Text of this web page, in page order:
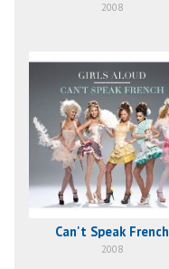
2008
Can't Speak French
2008